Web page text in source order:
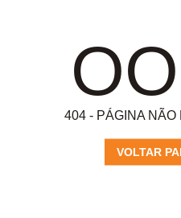
404 - PÁGINA
VOLTAR